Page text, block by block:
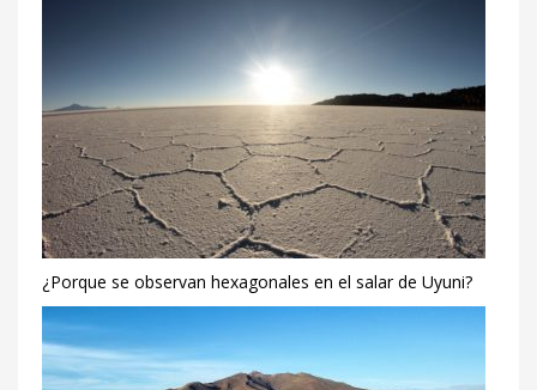
¿Porque se observan hexagonales en el salar de Uyuni?